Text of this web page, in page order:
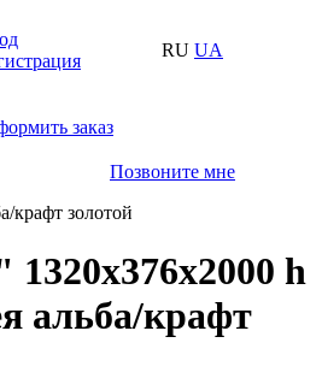
RU UA
заказ
Позвоните мне
крафт золотой
h
альба/крафт